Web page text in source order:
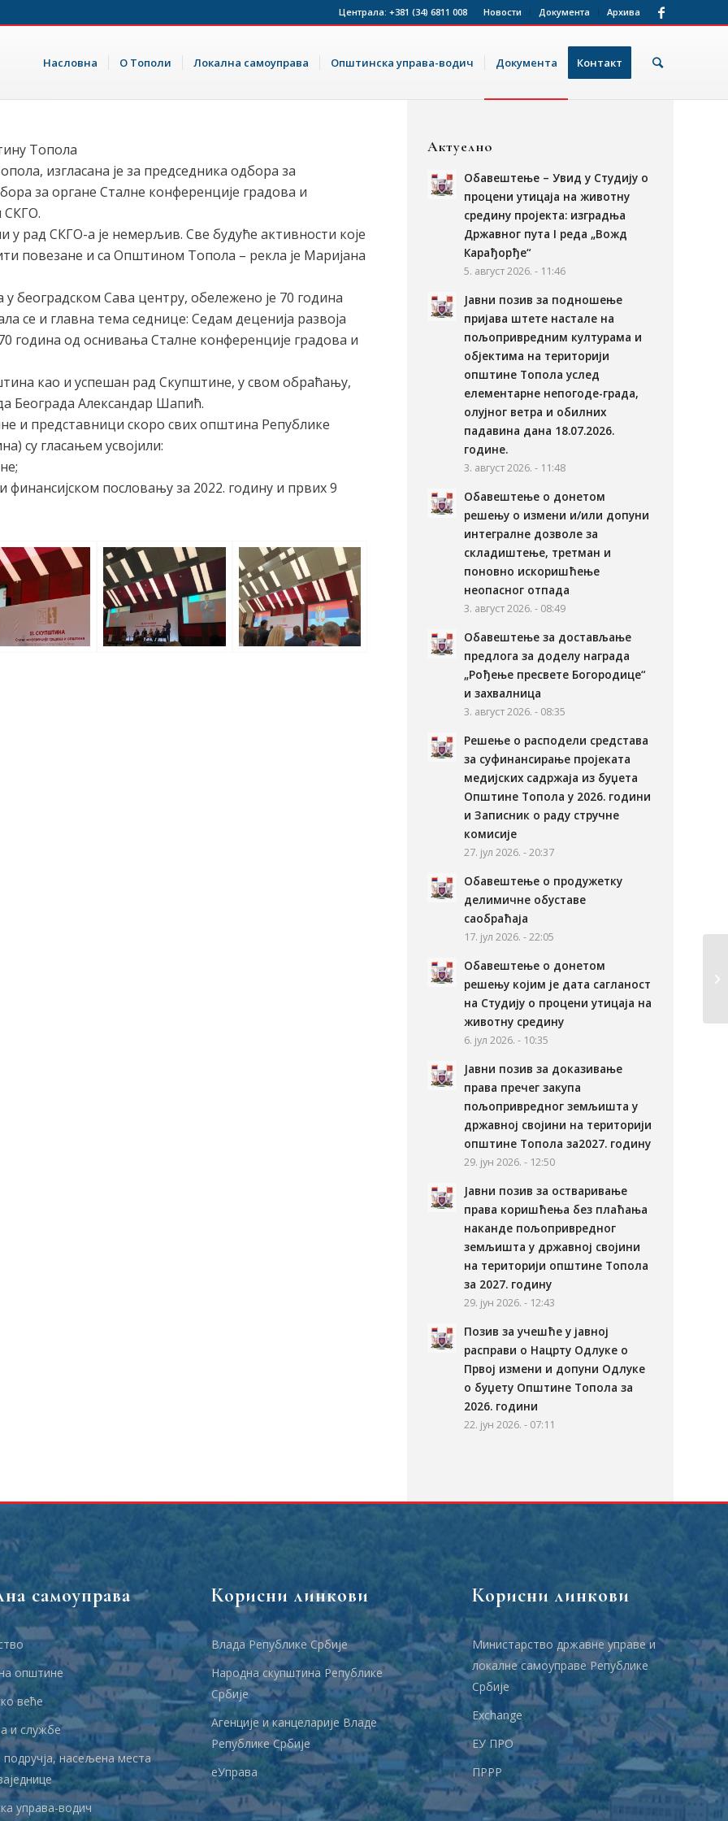
Новости Документа Архива
Централа: +381 (34) 6811 008
Насловна О Тополи Локална самоуправа Општинска управа-водич Документа Контакт
Топола
изгласана је за председника одбора за
за органе Сталне конференције градова и
СКГО.
у рад СКГО-а је немерљив. Све будуће активности које
повезане и са Општином Топола – рекла је Маријана
београдском Сава центру, обележено је 70 година
се и главна тема седнице: Седам деценија развоја
година од оснивања Сталне конференције градова и
као и успешан рад Скупштине, у свом обраћању,
Београда Александар Шапић.
и представници скоро свих општина Републике
су гласањем усвојили:
пословању за 2022. годину и првих 9
Актуелно
Обавештење – Увид у Студију о
процени утицаја на животну
средину пројекта: изградња
Државног пута I реда „Вожд
Карађорђе“
5. август 2026. - 11:46
Јавни позив за подношење
пријава штете настале на
пољопривредним културама и
објектима на територији
општине Топола услед
елементарне непогоде-града,
олујног ветра и обилних
падавина дана 18.07.2026.
године.
3. август 2026. - 11:48
Обавештење о донетом
решењу о измени и/или допуни
интегралне дозволе за
складиштење, третман и
поновно искоришћење
неопасног отпада
3. август 2026. - 08:49
Обавештење за достављање
предлога за доделу награда
„Рођење пресвете Богородице“
и захвалница
3. август 2026. - 08:35
Решење о расподели средстава
за суфинансирање пројеката
медијских садржаја из буџета
Општине Топола у 2026. години
и Записник о раду стручне
комисије
27. јул 2026. - 20:37
Обавештење о продужетку
делимичне обуставе
саобраћаја
17. јул 2026. - 22:05
Обавештење о донетом
решењу којим је дата сагланост
на Студију о процени утицаја на
животну средину
6. јул 2026. - 10:35
Јавни позив за доказивање
права пречег закупа
пољопривредног земљишта у
државној својини на територији
општине Топола за2027. годину
29. јун 2026. - 12:50
Јавни позив за остваривање
права коришћења без плаћања
наканде пољопривредног
земљишта у државној својини
на територији општине Топола
за 2027. годину
29. јун 2026. - 12:43
Позив за учешће у јавној
расправи о Нацрту Одлуке о
Првој измени и допуни Одлуке
о буџету Општине Топола за
2026. години
22. јун 2026. - 07:11
самоуправа
општине
веће
и службе
насељена места
управа-водич
Корисни линкови
Влада Републике Србије
Народна скупштина Републике
Србије
Агенције и канцеларије Владе
Републике Србије
еУправа
Корисни линкови
Министарство државне управе и
локалне самоуправе Републике
Србије
Еxchange
ЕУ ПРО
ПРРР